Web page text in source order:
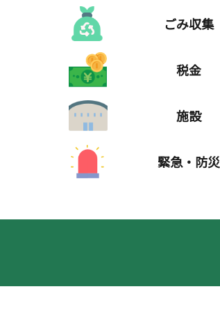
ごみ収集
税金
施設
緊急・防災